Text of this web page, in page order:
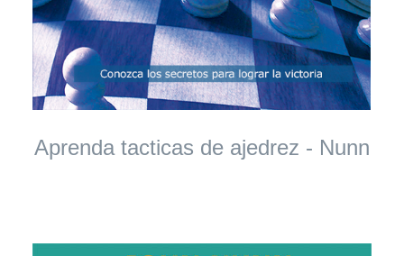
Aprenda tacticas de ajedrez - Nunn